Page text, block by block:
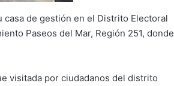
de gestión en el Distrito Electoral
Paseos del Mar, Región 251, donde
visitada por ciudadanos del distrito